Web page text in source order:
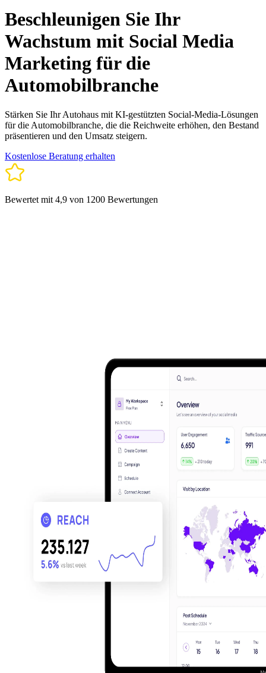
Beschleunigen Sie Ihr
Wachstum mit Social Media
Marketing für die
Automobilbranche
Stärken Sie Ihr Autohaus mit KI-gestützten Social-Media-Lösungen
für die Automobilbranche, die die Reichweite erhöhen, den Bestand
präsentieren und den Umsatz steigern.
Kostenlose Beratung erhalten
Bewertet mit 4,9 von 1200 Bewertungen